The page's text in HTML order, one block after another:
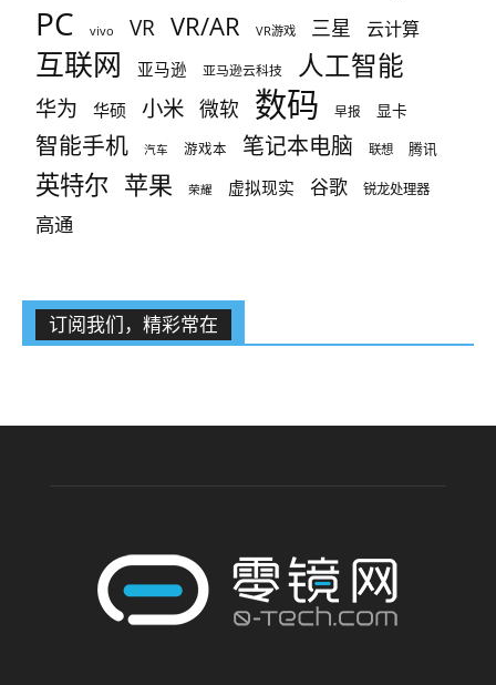
PC vivo VR VR/AR VR游戏 三星 云计算
互联网 亚马逊 亚马逊云科技 人工智能
华为 华硕 小米 微软 数码 早报 显卡
智能手机 汽车 游戏本 笔记本电脑 联想 腾讯
英特尔 苹果 荣耀 虚拟现实 谷歌 锐龙处理器
高通
订阅我们，精彩常在